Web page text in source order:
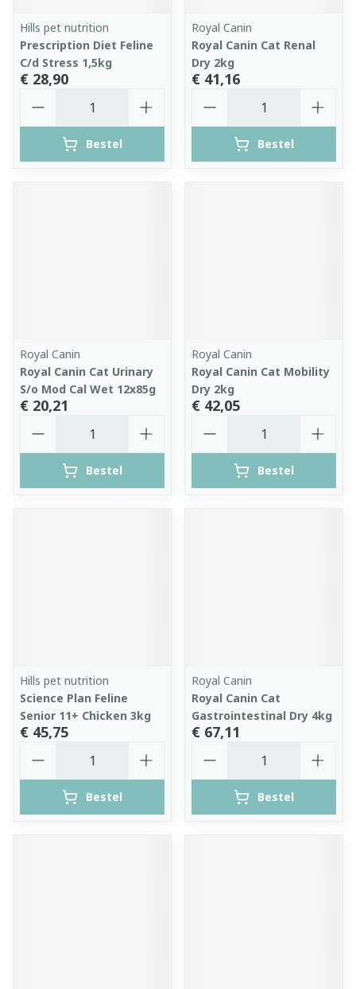
Hills pet nutrition
Prescription Diet Feline
C/d Stress 1,5kg
€ 28,90
Bestel
Royal Canin
Royal Canin Cat Renal
Dry 2kg
€ 41,16
Bestel
Royal Canin
Royal Canin Cat Urinary
S/o Mod Cal Wet 12x85g
€ 20,21
Bestel
Royal Canin
Royal Canin Cat Mobility
Dry 2kg
€ 42,05
Bestel
Hills pet nutrition
Science Plan Feline
Senior 11+ Chicken 3kg
€ 45,75
Bestel
Royal Canin
Royal Canin Cat
Gastrointestinal Dry 4kg
€ 67,11
Bestel